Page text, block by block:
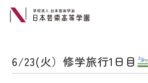
6/23(火）修学旅行1日目